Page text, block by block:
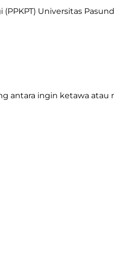
Universitas
antara ingin ketawa atau